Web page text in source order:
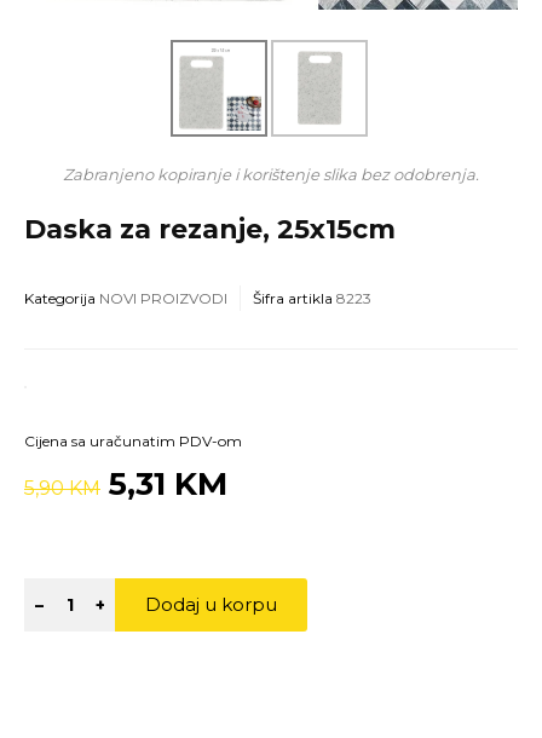
Zabranjeno kopiranje i korištenje slika bez odobrenja.
Daska za rezanje, 25x15cm
Kategorija NOVI PROIZVODI Šifra artikla 8223
Cijena sa uračunatim PDV-om
5,90 KM 5,31 KM
– + Dodaj u korpu